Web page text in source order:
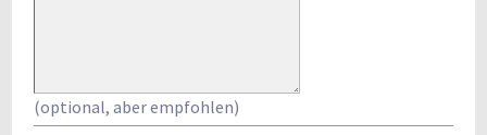
(optional, aber empfohlen)